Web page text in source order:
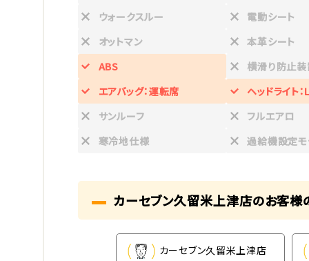
ウォークスルー
電動シート
オットマン
本革シート
ABS
横滑り防止
エアバッグ：運転席
ヘッドライト：
サンルーフ
フルエアロ
寒冷地仕様
過給機設定
カーセブン久留米上津店のお客様
カーセブン久留米上津店